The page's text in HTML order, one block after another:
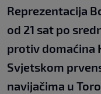
Reprezentacija
od 21 sat po
protiv domaćina
Svjetskom
navijačima u